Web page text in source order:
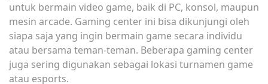
untuk bermain video game, baik di PC, konsol, maupun
mesin arcade. Gaming center ini bisa dikunjungi oleh
siapa saja yang ingin bermain game secara individu
atau bersama teman-teman. Beberapa gaming center
juga sering digunakan sebagai lokasi turnamen game
atau esports.